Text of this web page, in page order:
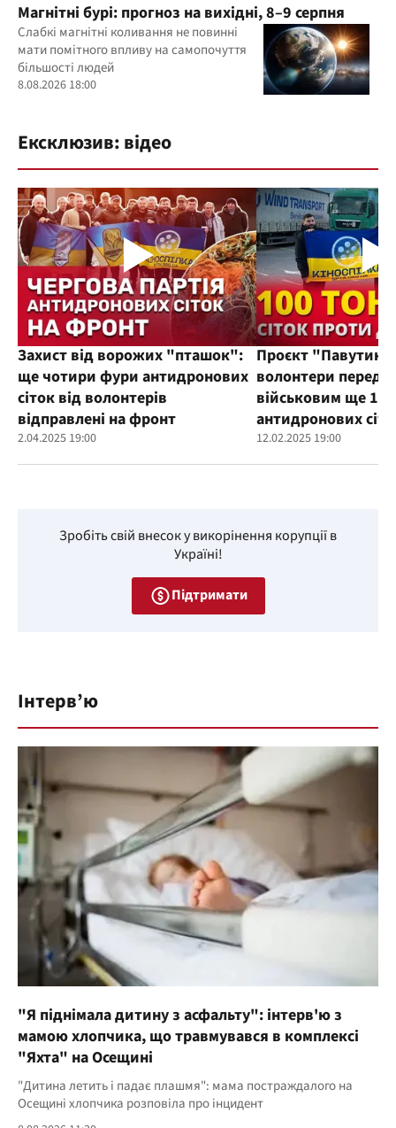
Магнітні бурі: прогноз на вихідні, 8–9 серпня
Слабкі магнітні коливання не повинні
мати помітного впливу на самопочуття
більшості людей
8.08.2026 18:00
Ексклюзив: відео
Захист від ворожих "пташок":
ще чотири фури антидронових
сіток від волонтерів
відправлені на фронт
2.04.2025 19:00
Проєкт
волонтери
військовим ще
антидронових
12.02.2025 19:00
Зробіть свій внесок у викорінення корупції в
Україні!
Підтримати
Інтерв’ю
"Я піднімала дитину з асфальту": інтерв'ю з
мамою хлопчика, що травмувався в комплексі
"Яхта" на Осещині
"Дитина летить і падає плашмя": мама постраждалого на
Осещині хлопчика розповіла про інцидент